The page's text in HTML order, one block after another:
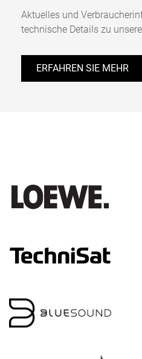
Aktuelles und
technische Details zu
ERFAHREN SIE MEHR